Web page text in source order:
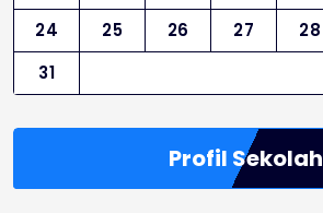
24
25 26 27 28
31
Profil Sekolah